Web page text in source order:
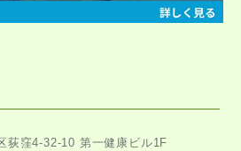
荻窪4-32-10 第一健康ビル1F